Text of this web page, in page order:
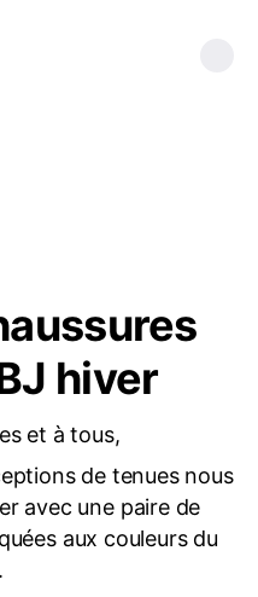
hiver
et à tous,
de tenues nous
avec une paire de
aux couleurs du